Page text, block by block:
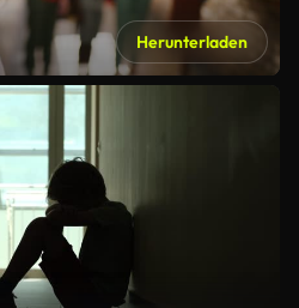
Herunterladen